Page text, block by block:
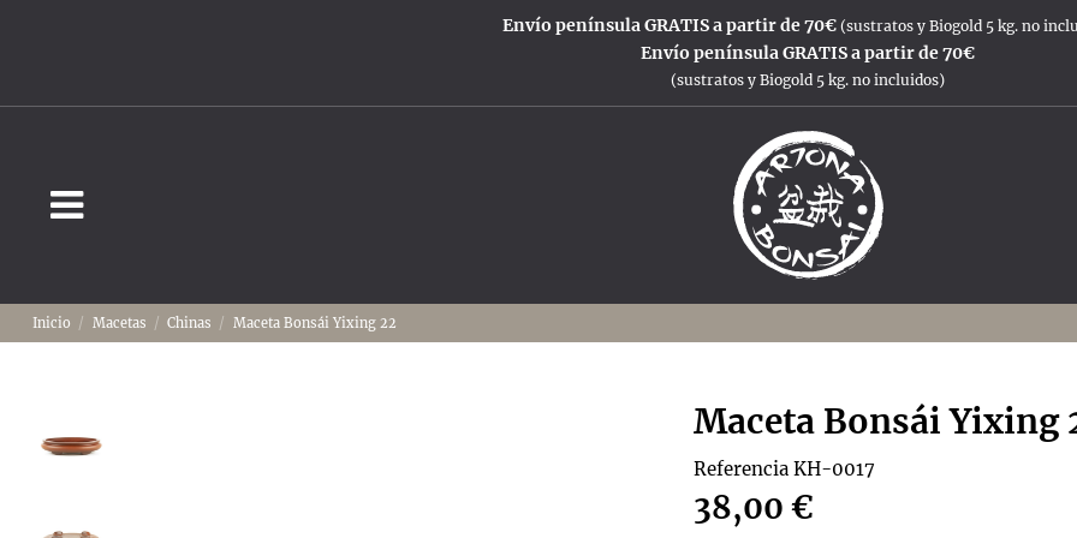
Envío península GRATIS a partir de 70€ (sustratos y Biogold 5 kg. no
Envío península GRATIS a partir de 70€
(sustratos y Biogold 5 kg. no incluidos)
Inicio Macetas Chinas Maceta Bonsái Yixing 22
Maceta Bonsái Yixing
Referencia KH-0017
38,00 €